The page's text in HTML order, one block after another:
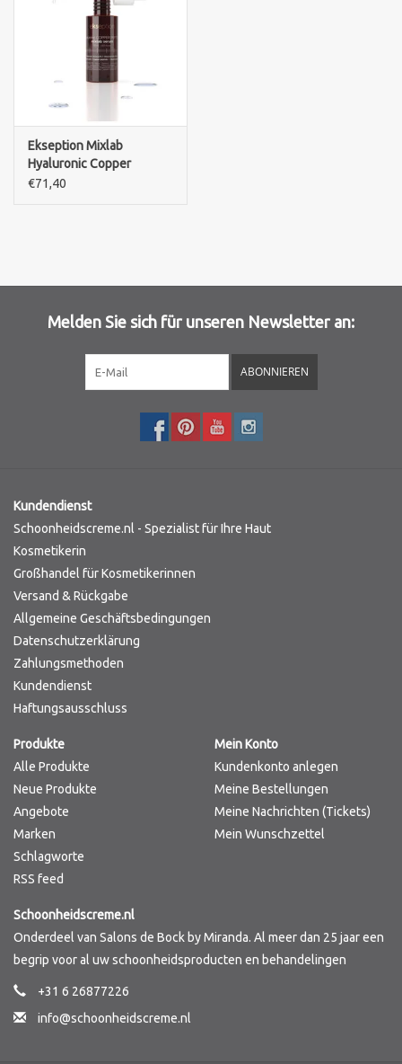
Ekseption Mixlab
Hyaluronic Copper
Peptide Serum 75 ml
€71,40
Melden Sie sich für unseren Newsletter an:
ABONNIEREN
Kundendienst
Schoonheidscreme.nl - Spezialist für Ihre Haut
Kosmetikerin
Großhandel für Kosmetikerinnen
Versand & Rückgabe
Allgemeine Geschäftsbedingungen
Datenschutzerklärung
Zahlungsmethoden
Kundendienst
Haftungsausschluss
Produkte
Alle Produkte
Neue Produkte
Angebote
Marken
Schlagworte
RSS feed
Mein Konto
Kundenkonto anlegen
Meine Bestellungen
Meine Nachrichten (Tickets)
Mein Wunschzettel
Schoonheidscreme.nl
Onderdeel van Salons de Bock by Miranda. Al meer dan 25 jaar een
begrip voor al uw schoonheidsproducten en behandelingen
+31 6 26877226
info@schoonheidscreme.nl